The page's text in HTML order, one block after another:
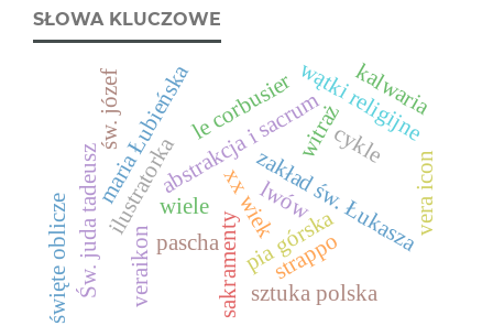
SŁOWA KLUCZOWE
abstrakcja i sacrum
ilustratorka xx wiek
witraż
zakład św. Łukasza
maria Łubieńska
Św. juda tadeusz pia górska
sakramenty
pascha
cykle
wątki religijne
święte oblicze
vera icon
strappo
sztuka polska
veraikon
św. józef
lwów
le corbusier
wiele
kalwaria